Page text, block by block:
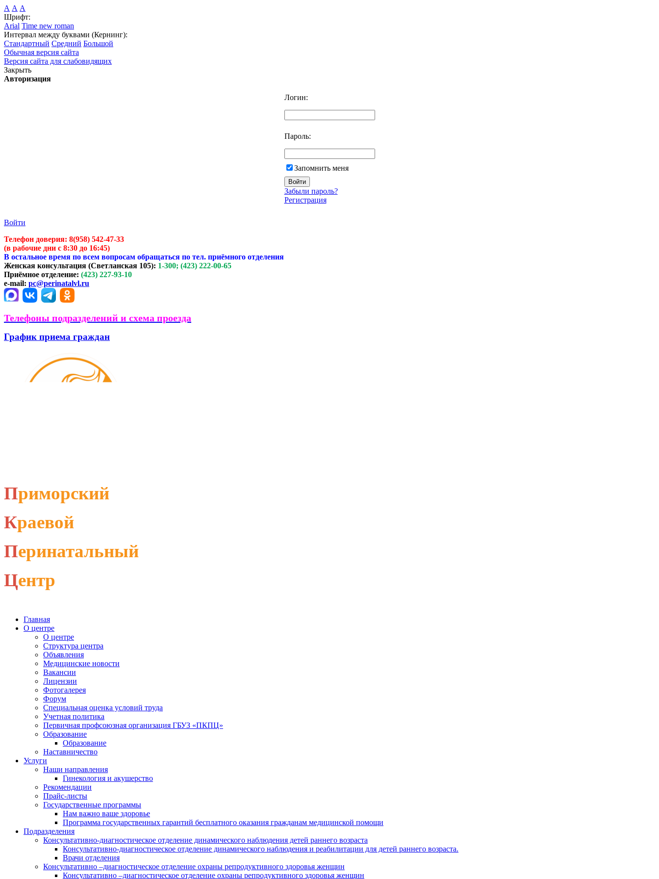
А А А
Шрифт:
Arial Time new roman
Интервал между буквами (Кернинг):
Стандартный Средний Большой
Обычная версия сайта
Версия сайта для слабовидящих
Закрыть
Авторизация
Логин:
Пароль:
Запомнить меня
Забыли пароль?
Регистрация
Войти
Телефон доверия: 8(958) 542-47-33
(в рабочие дни с 8:30 до 16:45)
В остальное время по всем вопросам обращаться по тел. приёмного отделения
Женская консультация (Светланская 105): 1-300; (423) 222-00-65
Приёмное отделение: (423) 227-93-10
e-mail: pc@perinatalvl.ru
Телефоны подразделений и схема проезда
График приема граждан
Приморский
Краевой
Перинатальный
Центр
Главная
О центре
О центре
Структура центра
Объявления
Медицинские новости
Вакансии
Лицензии
Фотогалерея
Форум
Специальная оценка условий труда
Учетная политика
Первичная профсоюзная организация ГБУЗ «ПКПЦ»
Образование
Образование
Наставничество
Услуги
Наши направления
Гинекология и акушерство
Рекомендации
Прайс-листы
Государственные программы
Нам важно ваше здоровье
Программа государственных гарантий бесплатного оказания гражданам медицинской помощи
Подразделения
Консультативно-диагностическое отделение динамического наблюдения детей раннего возраста
Консультативно-диагностическое отделение динамического наблюдения и реабилитации для детей раннего возраста.
Врачи отделения
Консультативно –диагностическое отделение охраны репродуктивного здоровья женщин
Консультативно –диагностическое отделение охраны репродуктивного здоровья женщин